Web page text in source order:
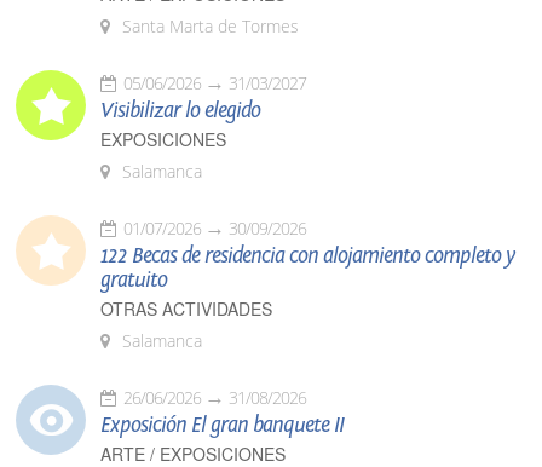
Santa Marta de Tormes
05/06/2026 31/03/2027
Visibilizar lo elegido
EXPOSICIONES
Salamanca
01/07/2026 30/09/2026
122 Becas de residencia con alojamiento completo y
gratuito
OTRAS ACTIVIDADES
Salamanca
26/06/2026 31/08/2026
Exposición El gran banquete II
ARTE / EXPOSICIONES